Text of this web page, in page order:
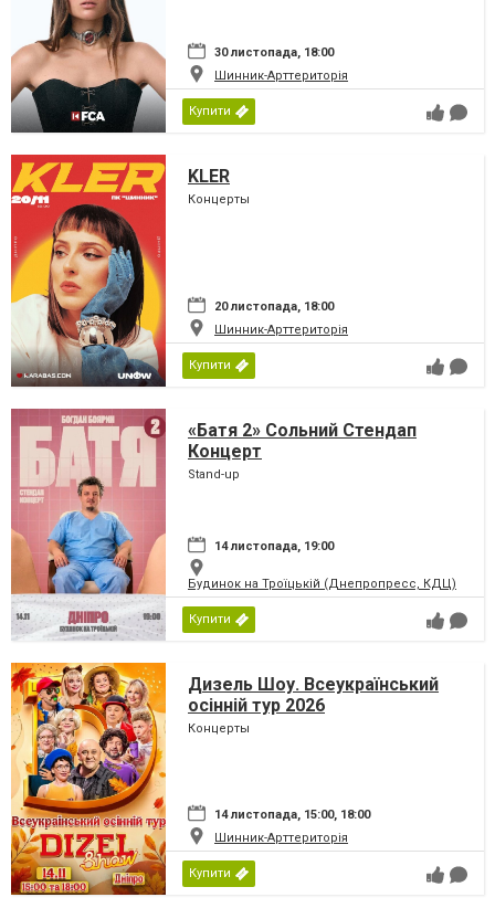
30 листопада, 18:00
Шинник-Арттериторія
Купити
KLER
Концерты
20 листопада, 18:00
Шинник-Арттериторія
Купити
«Батя 2» Сольний Стендап
Концерт
Stand-up
14 листопада, 19:00
Будинок на Троїцькій (Днепропресс, КДЦ)
Купити
Дизель Шоу. Всеукраїнський
осінній тур 2026
Концерты
14 листопада, 15:00, 18:00
Шинник-Арттериторія
Купити